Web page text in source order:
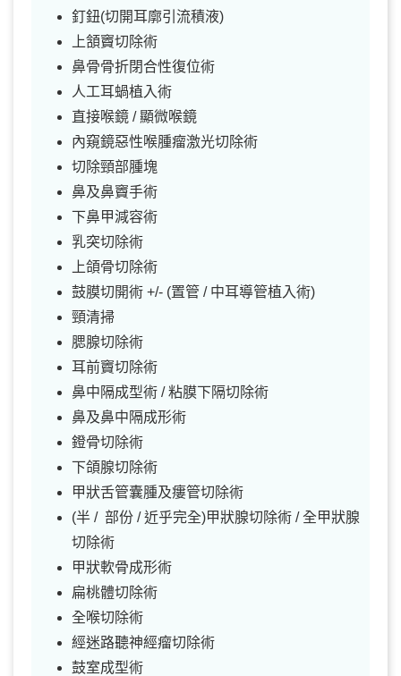
釘鈕(切開耳廓引流積液)
上頷竇切除術
鼻骨骨折閉合性復位術
人工耳蝸植入術
直接喉鏡 / 顯微喉鏡
內窺鏡惡性喉腫瘤激光切除術
切除頸部腫塊
鼻及鼻竇手術
下鼻甲減容術
乳突切除術
上頜骨切除術
鼓膜切開術 +/- (置管 / 中耳導管植入術)
頸清掃
腮腺切除術
耳前竇切除術
鼻中隔成型術 / 粘膜下隔切除術
鼻及鼻中隔成形術
鐙骨切除術
下頜腺切除術
甲狀舌管囊腫及瘻管切除術
(半 / 部份 / 近乎完全)甲狀腺切除術 / 全甲狀腺
切除術
甲狀軟骨成形術
扁桃體切除術
全喉切除術
經迷路聽神經瘤切除術
鼓室成型術